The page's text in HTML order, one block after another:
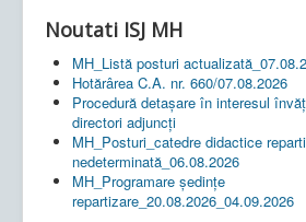
Noutati ISJ MH
MH_Listă posturi
Hotărârea C.A. nr. 660/07.08.2026
Procedură detașare în interesul
directori adjuncți
MH_Posturi_catedre didactice
nedeterminată_06.08.2026
MH_Programare ședințe
repartizare_20.08.2026_04.09.2026